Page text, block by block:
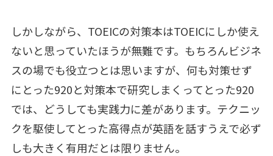
しかしながら、TOEICの対策本はTOEICにしか使え
ないと思っていたほうが無難です。もちろんビジネ
スの場でも役立つとは思いますが、何も対策せず
にとった920と対策本で研究しまくってとった920
では、どうしても実践力に差があります。テクニッ
クを駆使してとった高得点が英語を話すうえで必ず
しも大きく有用だとは限りません。